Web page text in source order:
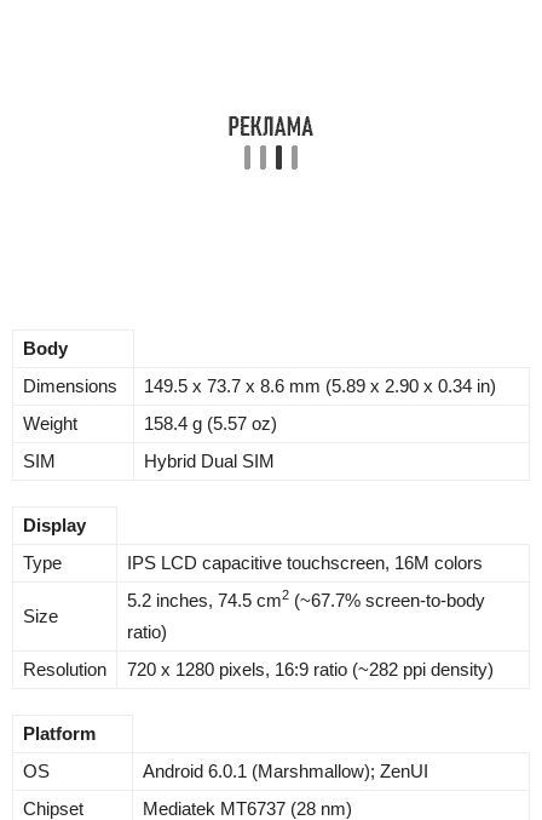
Body
Dimensions
149.5 x 73.7 x 8.6 mm (5.89 x 2.90 x 0.34 in)
Weight
158.4 g (5.57 oz)
SIM
Hybrid Dual SIM
Display
Type
IPS LCD capacitive touchscreen, 16M colors
Size
5.2 inches, 74.5 cm2 (~67.7% screen-to-body
ratio)
Resolution
720 x 1280 pixels, 16:9 ratio (~282 ppi density)
Platform
OS
Android 6.0.1 (Marshmallow); ZenUI
Chipset
Mediatek MT6737 (28 nm)